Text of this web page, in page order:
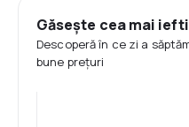
Găsește cea mai
Descoperă în ce zi a
bune prețuri